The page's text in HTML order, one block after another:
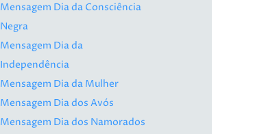
Mensagem Dia da Consciência
Negra
Mensagem Dia da
Independência
Mensagem Dia da Mulher
Mensagem Dia dos Avós
Mensagem Dia dos Namorados